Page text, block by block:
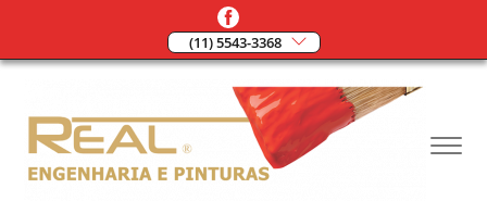
(11) 5543-3368